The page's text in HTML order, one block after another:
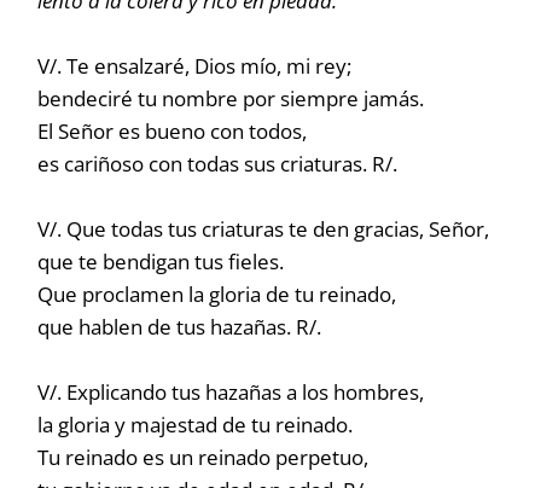
V/. Te ensalzaré, Dios mío, mi rey;
bendeciré tu nombre por siempre jamás.
El Señor es bueno con todos,
es cariñoso con todas sus criaturas. R/.
V/. Que todas tus criaturas te den gracias, Señor,
que te bendigan tus fieles.
Que proclamen la gloria de tu reinado,
que hablen de tus hazañas. R/.
V/. Explicando tus hazañas a los hombres,
la gloria y majestad de tu reinado.
Tu reinado es un reinado perpetuo,